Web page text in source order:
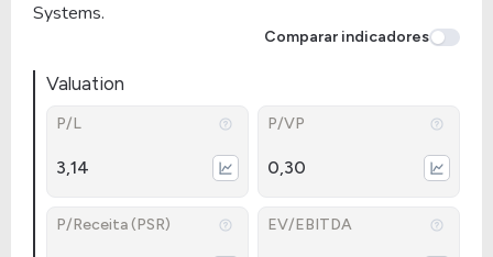
Systems.
Comparar indicadores
Valuation
P/L
3,14
P/VP
0,30
P/Receita (PSR) EV/EBITDA